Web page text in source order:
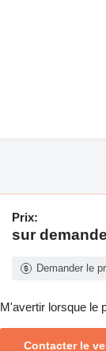
Prix:
sur demande
Demander le
M'avertir lorsque le
Contacter le